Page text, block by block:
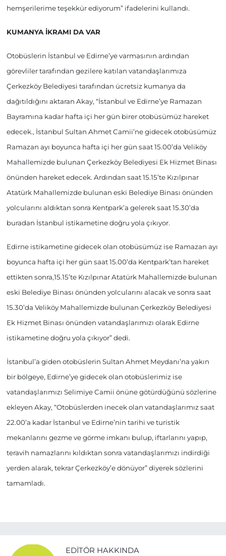
hemşerilerime teşekkür ediyorum” ifadelerini kullandı.
KUMANYA İKRAMI DA VAR
Otobüslerin İstanbul ve Edirne’ye varmasının ardından
görevliler tarafından gezilere katılan vatandaşlarımıza
Çerkezköy Belediyesi tarafından ücretsiz kumanya da
dağıtıldığını aktaran Akay, “İstanbul ve Edirne’ye Ramazan
Bayramına kadar hafta içi her gün birer otobüsümüz hareket
edecek., İstanbul Sultan Ahmet Camii’ne gidecek otobüsümüz
Ramazan ayı boyunca hafta içi her gün saat 15.00’da Veliköy
Mahallemizde bulunan Çerkezköy Belediyesi Ek Hizmet Binası
önünden hareket edecek. Ardından saat 15.15’te Kızılpınar
Atatürk Mahallemizde bulunan eski Belediye Binası önünden
yolcularını aldıktan sonra Kentpark’a gelerek saat 15.30’da
buradan İstanbul istikametine doğru yola çıkıyor.
Edirne istikametine gidecek olan otobüsümüz ise Ramazan ayı
boyunca hafta içi her gün saat 15.00’da Kentpark’tan hareket
ettikten sonra,15.15’te Kızılpınar Atatürk Mahallemizde bulunan
eski Belediye Binası önünden yolcularını alacak ve sonra saat
15.30’da Veliköy Mahallemizde bulunan Çerkezköy Belediyesi
Ek Hizmet Binası önünden vatandaşlarımızı olarak Edirne
istikametine doğru yola çıkıyor” dedi.
İstanbul’a giden otobüslerin Sultan Ahmet Meydanı’na yakın
bir bölgeye, Edirne’ye gidecek olan otobüslerimiz ise
vatandaşlarımızı Selimiye Camii önüne götürdüğünü sözlerine
ekleyen Akay, “Otobüslerden inecek olan vatandaşlarımız saat
22.00’a kadar İstanbul ve Edirne’nin tarihi ve turistik
mekanlarını gezme ve görme imkanı bulup, iftarlarını yapıp,
teravih namazlarını kıldıktan sonra vatandaşlarımızı indirdiği
yerden alarak, tekrar Çerkezköy’e dönüyor” diyerek sözlerini
tamamladı.
EDITÖR HAKKINDA